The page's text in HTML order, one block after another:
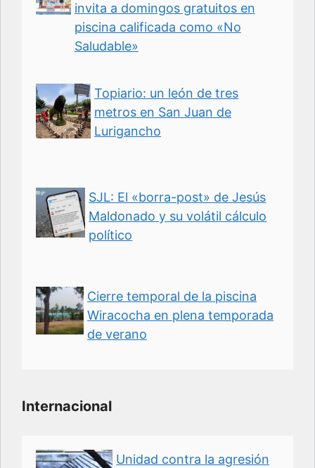
invita a domingos gratuitos en
piscina calificada como «No
Saludable»
Topiario: un león de tres
metros en San Juan de
Lurigancho
SJL: El «borra-post» de Jesús
Maldonado y su volátil cálculo
político
Cierre temporal de la piscina
Wiracocha en plena temporada
de verano
Internacional
Unidad contra la agresión